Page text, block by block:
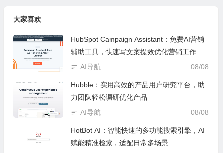
大家喜欢
HubSpot Campaign Assistant：免费AI营销
辅助工具，快速写文案提效优化营销工作
08/08
AI导航
Hubble：实用高效的产品用户研究平台，助
力团队轻松调研优化产品
08/08
AI导航
HotBot AI：智能快速的多功能搜索引擎，AI
赋能精准检索，适配日常多场景